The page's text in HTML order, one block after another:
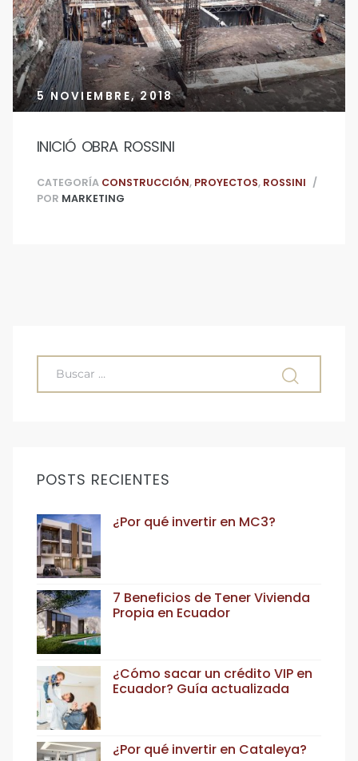
5 NOVIEMBRE, 2018
INICIÓ OBRA ROSSINI
CATEGORÍA CONSTRUCCIÓN, PROYECTOS, ROSSINI
POR MARKETING
POSTS RECIENTES
¿Por qué invertir en MC3?
7 Beneficios de Tener Vivienda
Propia en Ecuador
¿Cómo sacar un crédito VIP en
Ecuador? Guía actualizada
¿Por qué invertir en Cataleya?